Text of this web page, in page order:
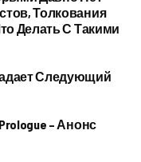
Толкования
Делать С Такими
Следующий
– Анонс